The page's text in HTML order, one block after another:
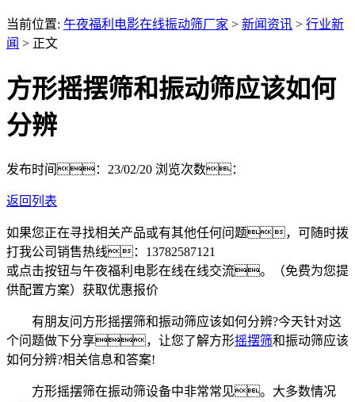
当前位置: 午夜福利电影在线振动筛厂家 > 新闻资讯 > 行业新
闻 > 正文
方形摇摆筛和振动筛应该如何
分辨
发布时间：23/02/20 浏览次数：
返回列表
如果您正在寻找相关产品或有其他任何问题，可随时拨
打我公司销售热线： 13782587121
或点击按钮与午夜福利电影在线在线交流。（免费为您提
供配置方案） 获取优惠报价
有朋友问方形摇摆筛和振动筛应该如何分辨?今天针对这
个问题做下分享，让您了解方形摇摆筛和振动筛应该
如何分辨?相关信息和答案!
方形摇摆筛在振动筛设备中非常常见。大多数情况